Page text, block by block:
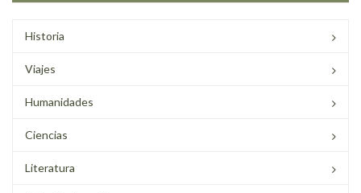
Historia
Viajes
Humanidades
Ciencias
Literatura